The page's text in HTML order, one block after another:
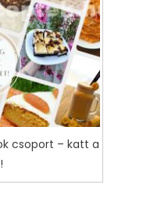
csoport – katt a